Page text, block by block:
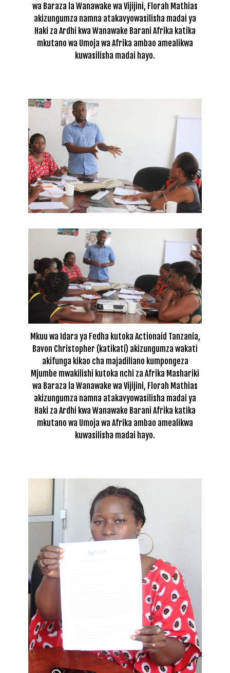
wa Baraza la Wanawake wa Vijijini, Florah Mathias
akizungumza namna atakavyowasilisha madai ya
Haki za Ardhi kwa Wanawake Barani Afrika katika
mkutano wa Umoja wa Afrika ambao amealikwa
kuwasilisha madai hayo.
Mkuu wa Idara ya Fedha kutoka Actionaid Tanzania,
Bavon Christopher (katikati) akizungumza wakati
akifunga kikao cha majadiliano kumpongeza
Mjumbe mwakilishi kutoka nchi za Afrika Mashariki
wa Baraza la Wanawake wa Vijijini, Florah Mathias
akizungumza namna atakavyowasilisha madai ya
Haki za Ardhi kwa Wanawake Barani Afrika katika
mkutano wa Umoja wa Afrika ambao amealikwa
kuwasilisha madai hayo.